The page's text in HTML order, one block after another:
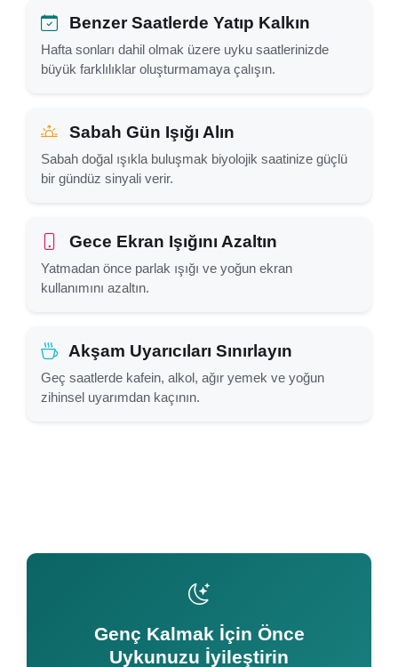
Benzer Saatlerde Yatıp Kalkın
Hafta sonları dahil olmak üzere uyku saatlerinizde
büyük farklılıklar oluşturmamaya çalışın.
Sabah Gün Işığı Alın
Sabah doğal ışıkla buluşmak biyolojik saatinize güçlü
bir gündüz sinyali verir.
Gece Ekran Işığını Azaltın
Yatmadan önce parlak ışığı ve yoğun ekran
kullanımını azaltın.
Akşam Uyarıcıları Sınırlayın
Geç saatlerde kafein, alkol, ağır yemek ve yoğun
zihinsel uyarımdan kaçının.
Genç Kalmak İçin Önce
Uykunuzu İyileştirin